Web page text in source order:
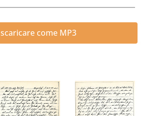
scaricare come MP3